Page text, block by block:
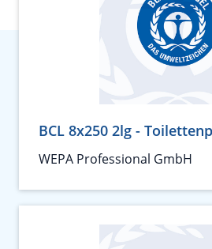
BCL 8x250 2lg -
WEPA Professional GmbH